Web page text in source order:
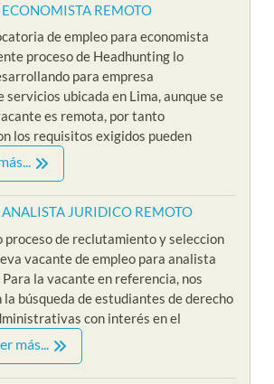
REMOTO
de empleo para economista
proceso de Headhunting lo
para empresa
servicios ubicada en Lima, aunque se
es remota, por tanto
los requisitos exigidos pueden
JURIDICO REMOTO
proceso de reclutamiento y seleccion
vacante de empleo para analista
la vacante en referencia, nos
búsqueda de estudiantes de derecho
con interés en el
más...